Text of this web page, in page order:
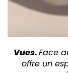
Vues.Face
offre un